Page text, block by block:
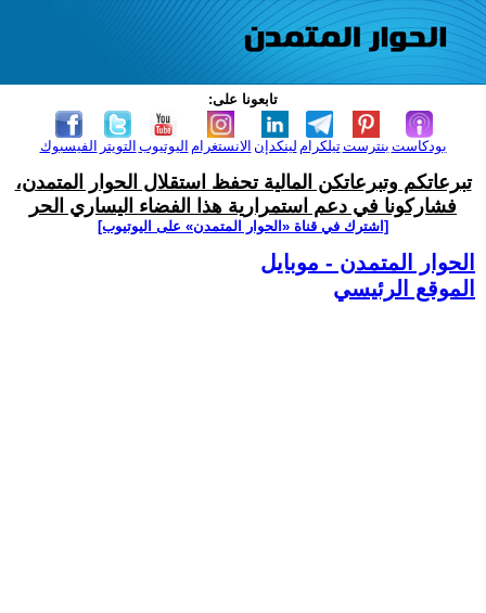
تابعونا على:
الفيسبوك التويتر اليوتيوب الانستغرام لينكدإن تيلكرامبنترست بودكاست
تبرعاتكم وتبرعاتكن المالية تحفظ استقلال الحوار المتمدن،
فشاركونا في دعم استمرارية هذا الفضاء اليساري الحر
[اشترك في قناة ‫«الحوار المتمدن» على اليوتيوب]
الحوار المتمدن - موبايل
الموقع الرئيسي